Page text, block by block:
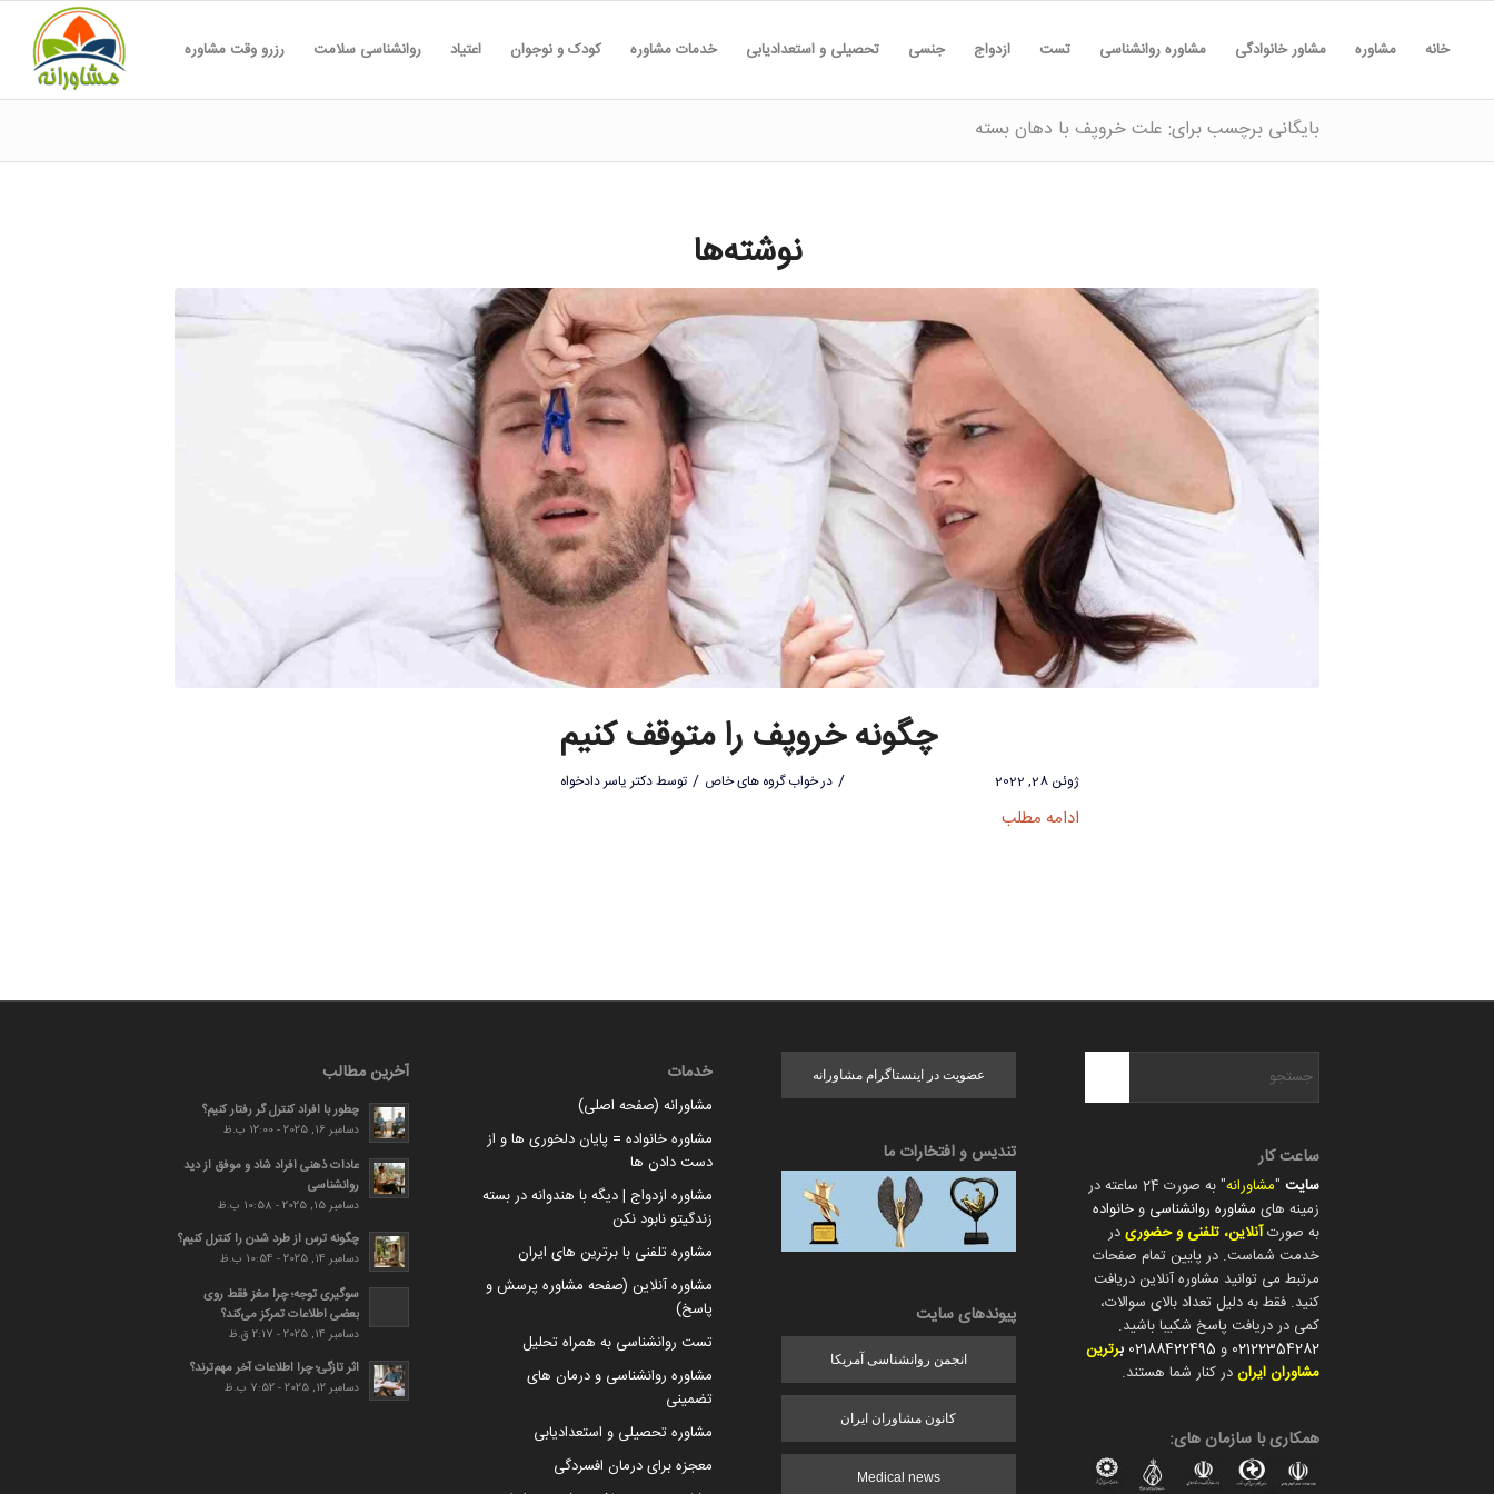
خانه مشاوره مشاور خانوادگی مشاوره روانشناسی تست ازدواج جنسی تحصیلی و استعدادیابی خدمات مشاوره کودک و نوجوان اعتیاد روانشناسی سلامت رزرو وقت مشاوره
بایگانی برچسب برای: علت خروپف با دهان بسته
نوشته‌ها
چگونه خروپف را متوقف کنیم
ژوئن 28, 2022 / درخواب گروه های خاص / توسطدکتر یاسر دادخواه
ادامه مطلب
ساعت کار
سایت "مشاورانه
" به صورت 24 ساعته در
زمینه های مشاوره روانشناسی و خانواده
به صورتآنلاین، تلفنی و حضوریدر
خدمت شماست. در پایین تمام صفحات
مرتبط می توانید مشاوره آنلاین دریافت
کنید. فقط به دلیل تعداد بالای سوالات،
کمی در دریافت پاسخ شکیبا باشید.
02122354282 و 02188422495 برترین
مشاوران ایراندر کنار شما هستند.
همکاری با سازمان های:
عضویت در اینستاگرام مشاورانه
تندیس و افتخارات ما
پیوندهای سایت
انجمن روانشناسی آمریکا
کانون مشاوران ایران
Medical news
خدمات
مشاورانه (صفحه اصلی)
مشاوره خانواده = پایان دلخوری ها و از
دست دادن ها
مشاوره ازدواج | دیگه با هندوانه در بسته
زندگیتو نابود نکن
مشاوره تلفنی با برترین های ایران
مشاوره آنلاین (صفحه مشاوره پرسش و
پاسخ)
تست روانشناسی به همراه تحلیل
مشاوره روانشناسی و درمان های
تضمینی
مشاوره تحصیلی و استعدادیابی
معجزه برای درمان افسردگی
آخرین مطالب
چطور با افراد کنترل گر رفتار کنیم؟
دسامبر 16, 2025 - 12:00 ب.ظ
عادات ذهنی افراد شاد و موفق از دید
روانشناسی
دسامبر 15, 2025 - 10:58 ب.ظ
چگونه ترس از طرد شدن را کنترل کنیم؟
دسامبر 14, 2025 - 10:54 ب.ظ
سوگیری توجه؛ چرا مغز فقط روی
بعضی اطلاعات تمرکز می‌کند؟
دسامبر 14, 2025 - 2:17 ق.ظ
اثر تازگی؛ چرا اطلاعات آخر مهم‌ترند؟
دسامبر 12, 2025 - 7:52 ب.ظ